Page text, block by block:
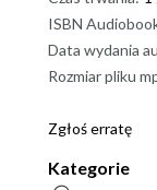
ISBN
Data wydania
Rozmiar pliku
Zgłoś erratę
Kategorie